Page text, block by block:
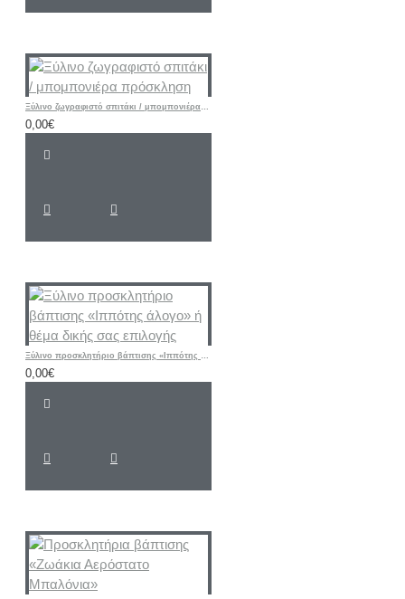
Ξύλινο ζωγραφιστό σπιτάκι / μπομπονιέρα πρόσκληση
0,00€
Ξύλινο προσκλητήριο βάπτισης «Ιππότης άλογο» ή θέμα δικής σας επιλογής
0,00€